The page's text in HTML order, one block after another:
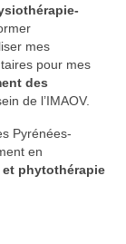
mes
pour mes
des
de l’IMAOV.
Pyrénées-
en
phytothérapie